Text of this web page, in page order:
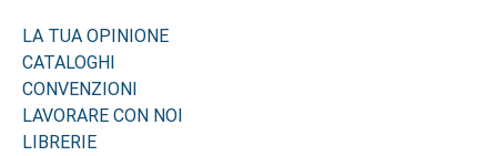
LA TUA OPINIONE
CATALOGHI
CONVENZIONI
LAVORARE CON NOI
LIBRERIE